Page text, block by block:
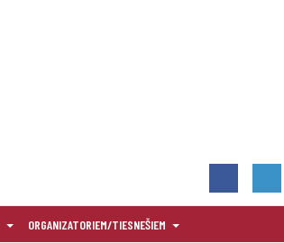
ORGANIZATORIEM/TIESNEŠIEM